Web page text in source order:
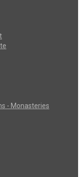
- Monasteries